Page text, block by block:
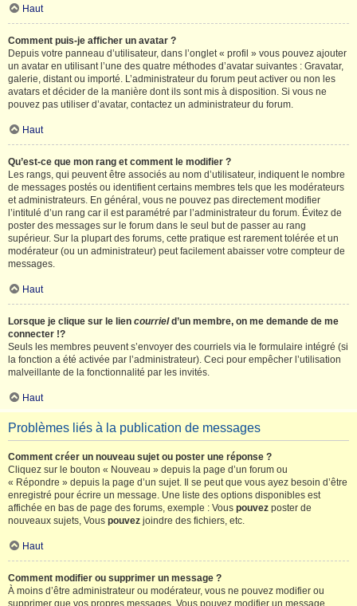
Haut
Comment puis-je afficher un avatar ?
Depuis votre panneau d’utilisateur, dans l’onglet « profil » vous pouvez ajouter
un avatar en utilisant l’une des quatre méthodes d’avatar suivantes : Gravatar,
galerie, distant ou importé. L’administrateur du forum peut activer ou non les
avatars et décider de la manière dont ils sont mis à disposition. Si vous ne
pouvez pas utiliser d’avatar, contactez un administrateur du forum.
Haut
Qu’est-ce que mon rang et comment le modifier ?
Les rangs, qui peuvent être associés au nom d’utilisateur, indiquent le nombre
de messages postés ou identifient certains membres tels que les modérateurs
et administrateurs. En général, vous ne pouvez pas directement modifier
l’intitulé d’un rang car il est paramétré par l’administrateur du forum. Évitez de
poster des messages sur le forum dans le seul but de passer au rang
supérieur. Sur la plupart des forums, cette pratique est rarement tolérée et un
modérateur (ou un administrateur) peut facilement abaisser votre compteur de
messages.
Haut
Lorsque je clique sur le lien courrield’un membre, on me demande de me
connecter !?
Seuls les membres peuvent s’envoyer des courriels via le formulaire intégré (si
la fonction a été activée par l’administrateur). Ceci pour empêcher l’utilisation
malveillante de la fonctionnalité par les invités.
Haut
Problèmes liés à la publication de messages
Comment créer un nouveau sujet ou poster une réponse ?
Cliquez sur le bouton « Nouveau » depuis la page d’un forum ou
« Répondre » depuis la page d’un sujet. Il se peut que vous ayez besoin d’être
enregistré pour écrire un message. Une liste des options disponibles est
affichée en bas de page des forums, exemple : Vous pouvez poster de
nouveaux sujets, Vous pouvez joindre des fichiers, etc.
Haut
Comment modifier ou supprimer un message ?
À moins d’être administrateur ou modérateur, vous ne pouvez modifier ou
supprimer que vos propres messages. Vous pouvez modifier un message